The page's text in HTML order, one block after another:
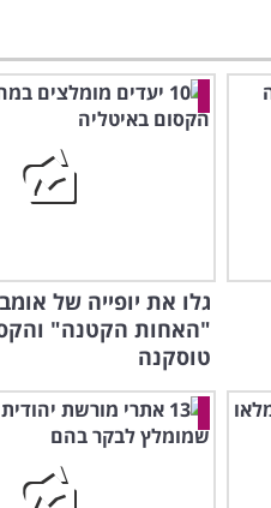
גלו את יופייה של
"האחות הקטנה"
טוסקנה